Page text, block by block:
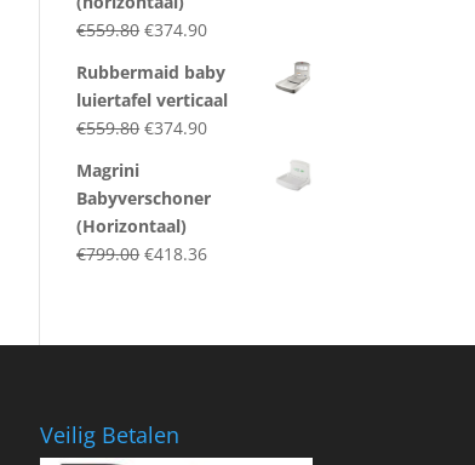
€559.80 Original
was:
€559.80.
€374.90Current
is:
€374.90.
Rubbermaid baby
luiertafel verticaal
€559.80 Original
€559.80.
€374.90Current
€374.90.
Magrini
Babyverschoner
(Horizontaal)
€799.00 Original
€418.36Current
Veilig Betalen